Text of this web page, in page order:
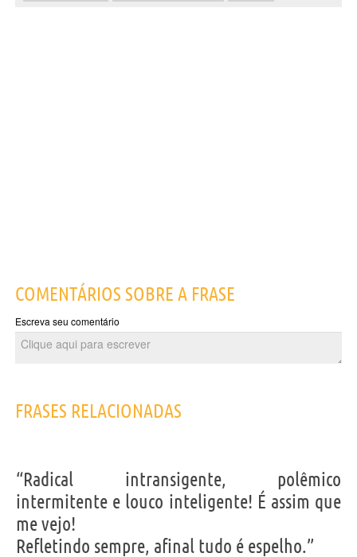
COMENTÁRIOS SOBRE A FRASE
Escreva seu comentário
FRASES RELACIONADAS
“Radical intransigente, polêmico
intermitente e louco inteligente! É assim que
me vejo!
Refletindo sempre, afinal tudo é espelho.”